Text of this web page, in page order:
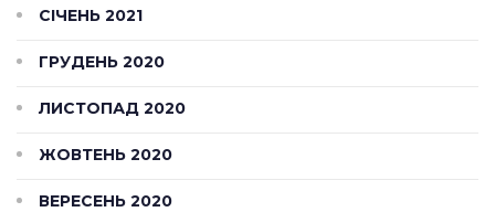
СІЧЕНЬ 2021
ГРУДЕНЬ 2020
ЛИСТОПАД 2020
ЖОВТЕНЬ 2020
ВЕРЕСЕНЬ 2020